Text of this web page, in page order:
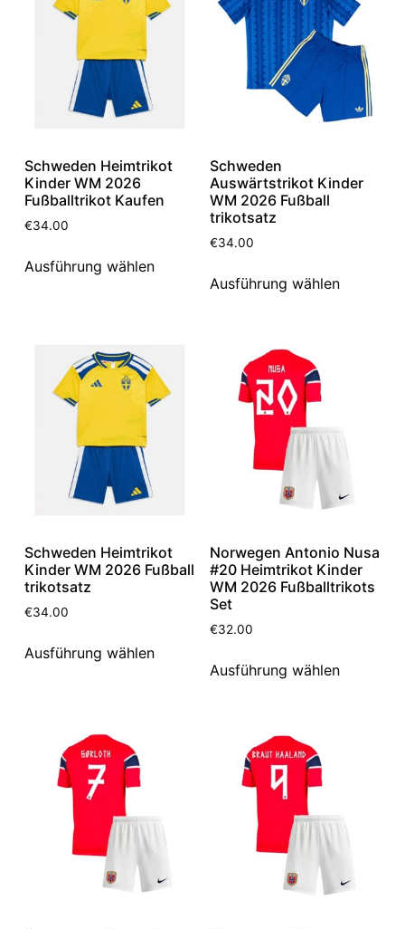
Schweden Heimtrikot
Kinder WM 2026
Fußballtrikot Kaufen
€34.00
Ausführung wählen
Schweden
Auswärtstrikot Kinder
WM 2026 Fußball
trikotsatz
€34.00
Ausführung wählen
Schweden Heimtrikot
Kinder WM 2026 Fußball
trikotsatz
€34.00
Ausführung wählen
Norwegen Antonio Nusa
#20 Heimtrikot Kinder
WM 2026 Fußballtrikots
Set
€32.00
Ausführung wählen